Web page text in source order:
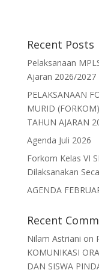
b
o
o
k
d
o
n
Recent Posts
Pelaksanaan
Ajaran 2026/2027
PELAKSANAAN
MURID
TAHUN AJARAN
Agenda Juli 2026
Forkom Kelas VI
Dilaksanakan
AGENDA
Recent
Nilam Astriani on
KOMUNIKASI
DAN SISWA